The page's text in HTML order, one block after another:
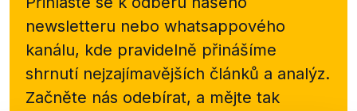
newsletteru nebo whatsappového
kanálu, kde pravidelně přinášíme
shrnutí nejzajímavějších článků a analýz.
Začněte nás odebírat, a mějte tak